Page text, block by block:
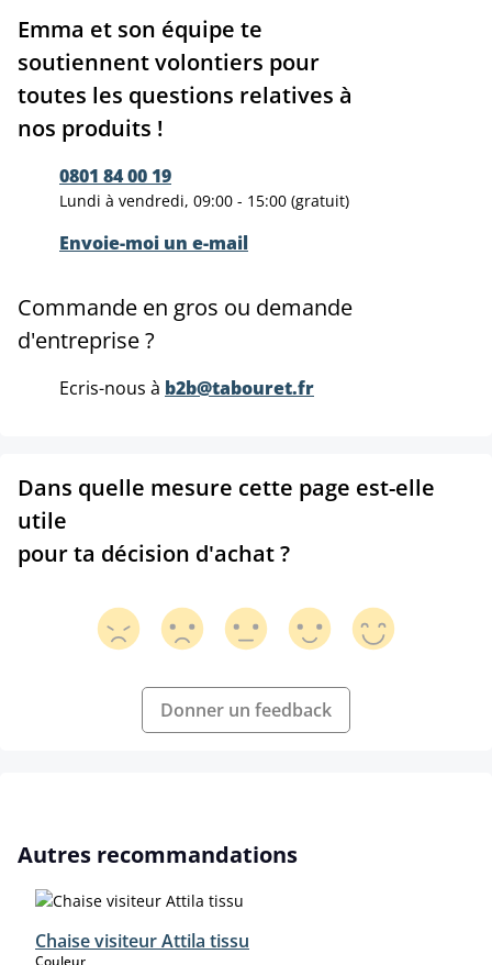
Emma et son équipe te
soutiennent volontiers pour
toutes les questions relatives à
nos produits !
0801 84 00 19
Lundi à vendredi, 09:00 - 15:00 (gratuit)
Envoie-moi un e-mail
Commande en gros ou demande
d'entreprise ?
Ecris-nous à b2b@tabouret.fr
Dans quelle mesure cette page est-elle
utile
pour ta décision d'achat ?
Donner un feedback
Ignorer la galerie de produits
Autres recommandations
Chaise visiteur Attila tissu
Couleurselect